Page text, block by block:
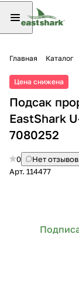
Главная Каталог
Цена снижена
Подсак
EastShark
7080252
0
Нет отзывов
Арт. 114477